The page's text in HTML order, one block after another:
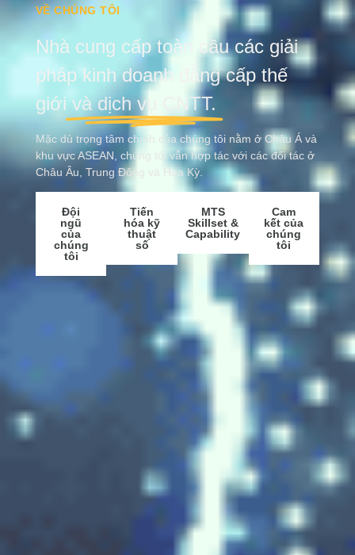
VỀ CHÚNG TÔI
Nhà cung cấp toàn cầu các giải
pháp kinh doanh đẳng cấp thế
giới và dịch vụ CNTT.
Mặc dù trọng tâm chính của chúng tôi nằm ở Châu Á và
khu vực ASEAN, chúng tôi vẫn hợp tác với các đối tác ở
Châu Âu, Trung Đông và Hoa Kỳ.
Đội
ngũ
của
chúng
tôi
Tiến
hóa kỹ
thuật
số
MTS
Skillset &
Capability
Cam
kết của
chúng
tôi